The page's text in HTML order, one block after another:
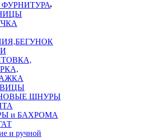
ШНУРЫ
и БАХРОМА
и ручной